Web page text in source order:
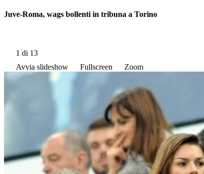
Juve-Roma, wags bollenti in tribuna a Torino
1 di 13
Avvia slideshow
Fullscreen Zoom